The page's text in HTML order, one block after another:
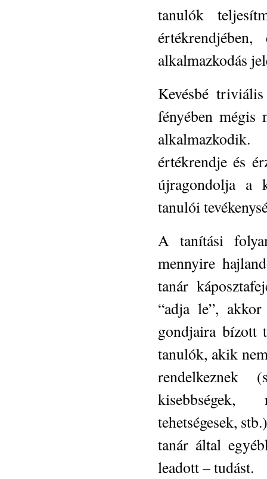
tanulók
alkalmazkodás
Kevésbé
fényében mégis
értékrendje és
újragondolja a
tanulói
A tanítási
mennyire
tanár
“adja le”,
gondjaira bízott
tanulók, akik
rendelkeznek
kisebbségek,
tehetségesek,
tanár által
leadott – tudást.